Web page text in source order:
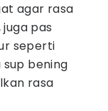
agar rasa
pas
seperti
bening
rasa